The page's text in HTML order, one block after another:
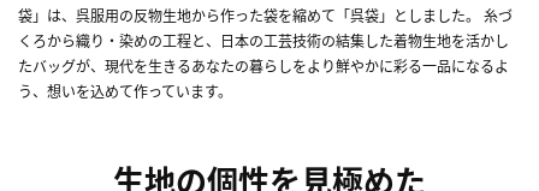
袋」は、呉服用の反物生地から作った袋を縮めて「呉袋」としました。 糸づ
くろから織り・染めの工程と、日本の工芸技術の結集した着物生地を活かし
たバッグが、現代を生きるあなたの暮らしをより鮮やかに彩る一品になるよ
う、想いを込めて作っています。
生地の個性を見極めた